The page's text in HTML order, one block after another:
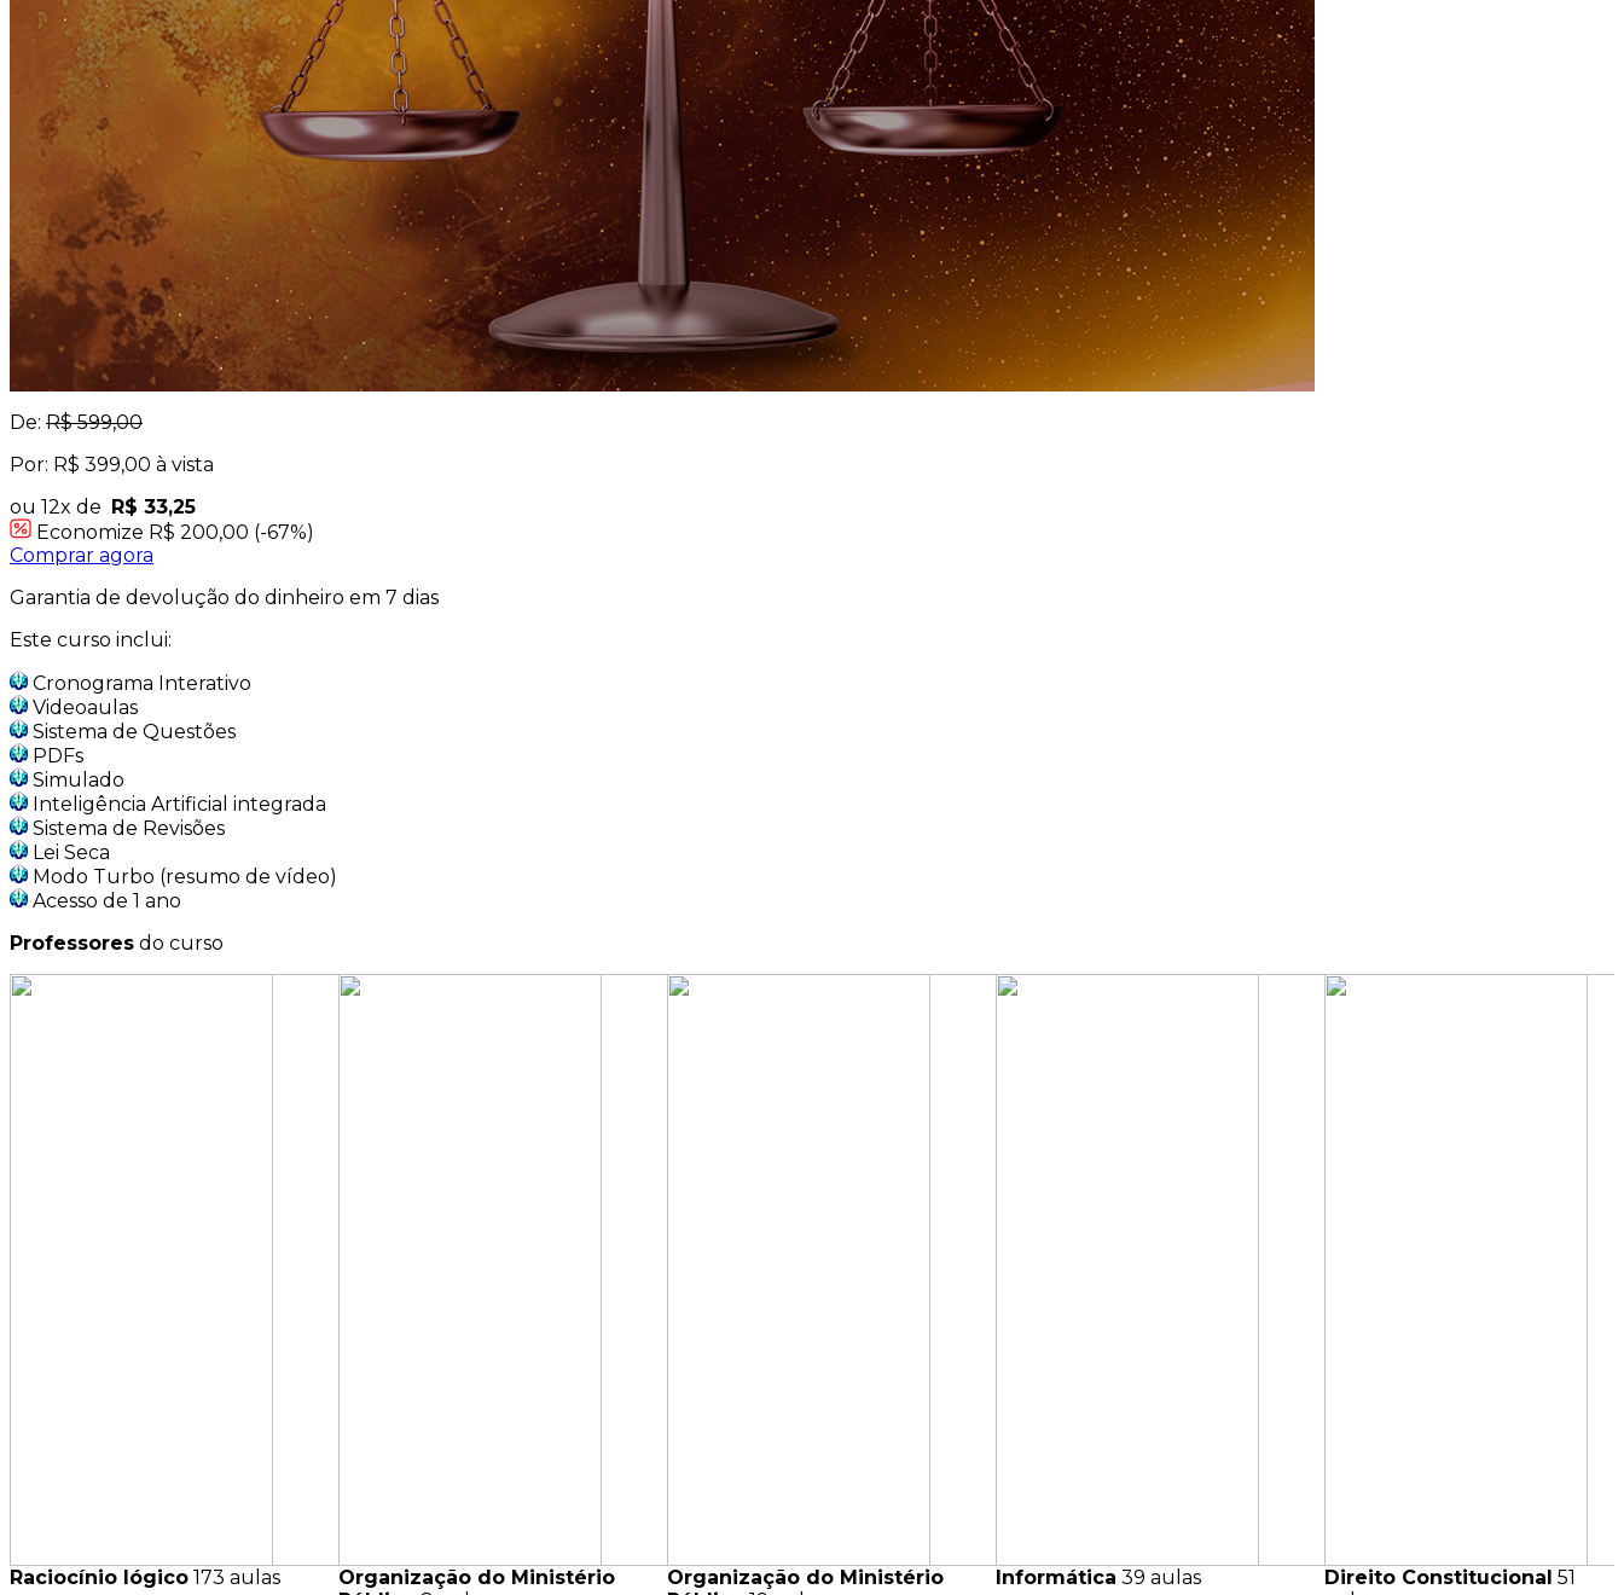
De: R$ 599,00
Por: R$ 399,00 à vista
ou 12x de R$ 33,25
Economize R$ 200,00 (-67%)
Comprar agora
Garantia de devolução do dinheiro em 7 dias
Este curso inclui:
Cronograma Interativo
Videoaulas
Sistema de Questões
PDFs
Simulado
Inteligência Artificial integrada
Sistema de Revisões
Lei Seca
Modo Turbo (resumo de vídeo)
Acesso de 1 ano
Professores do curso
Raciocínio lógico 173 aulas
Organização do Ministério
Organização do Ministério
Informática 39 aulas Direito Constitucional 51